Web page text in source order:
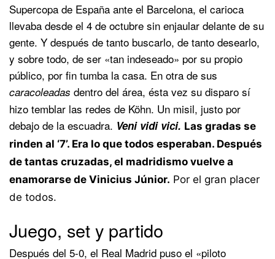
Supercopa de España ante el Barcelona, el carioca
llevaba desde el 4 de octubre sin enjaular delante de su
gente. Y después de tanto buscarlo, de tanto desearlo,
y sobre todo, de ser «tan indeseado» por su propio
público, por fin tumba la casa. En otra de sus
caracoleadas dentro del área, ésta vez su disparo sí
hizo temblar las redes de Köhn. Un misil, justo por
debajo de la escuadra. Veni vidi vici. Las gradas se
rinden al ‘7’. Era lo que todos esperaban. Después
de tantas cruzadas, el madridismo vuelve a
enamorarse de Vinicius Júnior. Por el gran placer
de todos.
Juego, set y partido
Después del 5-0, el Real Madrid puso el «piloto